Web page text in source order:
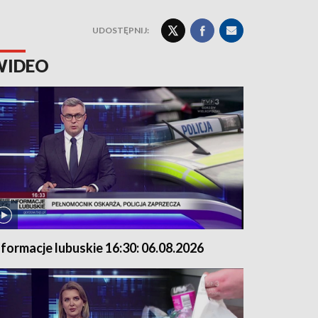
UDOSTĘPNIJ:
lubuskie 16:30: 06.08.2026